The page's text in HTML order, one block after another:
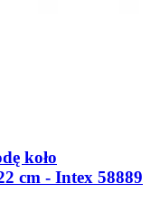
koło
cm - Intex 58889